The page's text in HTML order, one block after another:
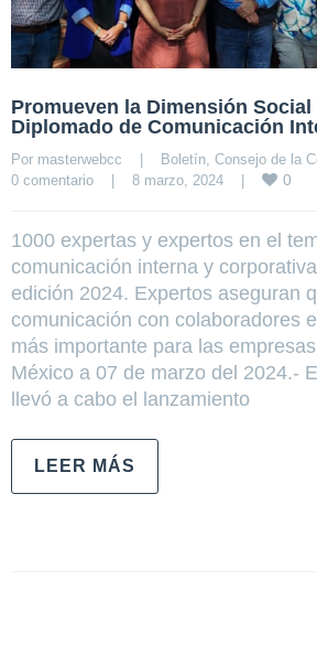
Promueven la Dimensión
Diplomado de Comunicación
Por masterwebcc | Boletín Consejo de la
0 comentario
| 8 marzo, 2024 | 0
1000 expertas y expertos en el
comunicación interna y
edición 2024. Expertos aseguran
comunicación con colaboradores
más importante para las
México a 07 de marzo del 2024.-
llevó a cabo el lanzamiento
LEER MÁS